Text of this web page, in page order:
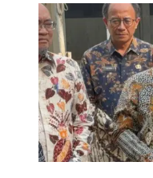
Gubernur DKI Jakarta
Selatan, Kamis (11/6/